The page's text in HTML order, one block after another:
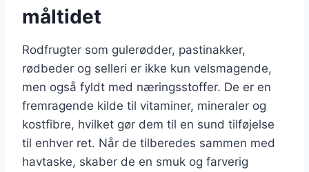
måltidet
Rodfrugter som gulerødder, pastinakker,
rødbeder og selleri er ikke kun velsmagende,
men også fyldt med næringsstoffer. De er en
fremragende kilde til vitaminer, mineraler og
kostfibre, hvilket gør dem til en sund tilføjelse
til enhver ret. Når de tilberedes sammen med
havtaske, skaber de en smuk og farverig